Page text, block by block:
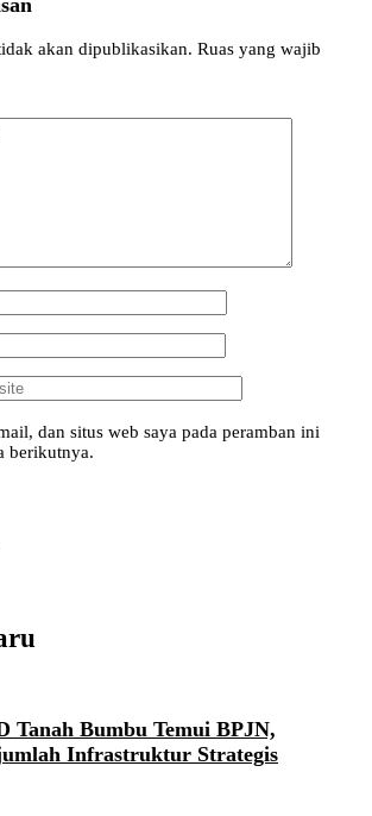
akan dipublikasikan. Ruas yang wajib
dan situs web saya pada peramban ini
berikutnya.
Tanah Bumbu Temui BPJN,
Infrastruktur Strategis